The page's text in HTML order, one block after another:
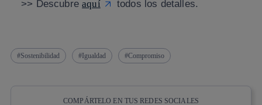
>> Descubreaquí todos los detalles.
Sostenibilidad Igualdad Compromiso
COMPÁRTELO EN TUS REDES SOCIALES